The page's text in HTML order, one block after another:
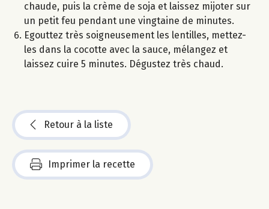
chaude, puis la crème de soja et laissez mijoter sur
un petit feu pendant une vingtaine de minutes.
Egouttez très soigneusement les lentilles, mettez-
les dans la cocotte avec la sauce, mélangez et
laissez cuire 5 minutes. Dégustez très chaud.
Retour à la liste
Imprimer la recette